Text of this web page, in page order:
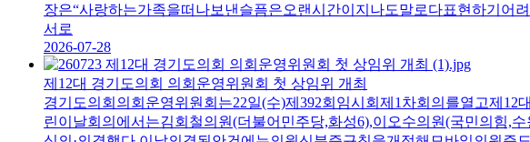
장은“사랑하는가족을떠나보낸슬픔은오랜시간이지나도말로다표현하기어
서로
2026-07-28
제12대 경기도의회 의회운영위원회 첫 상임위 개최
경기도의회의회운영위원회는22일(수)제392회임시회제1차회의를열고제
린이날회의에서는김회철의원(더불어민주당,화성6),이오수의원(국민의힘,